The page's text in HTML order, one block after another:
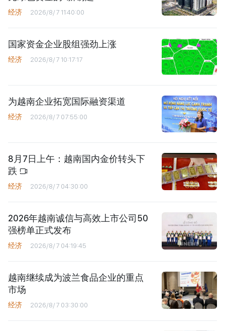
经济 2026/8/7 11:40:00
国家资金企业股组强劲上涨
经济 2026/8/7 10:17:17
为越南企业拓宽国际融资渠道
经济 2026/8/7 07:55:00
8月7日上午：越南国内金价转头下
跌
经济 2026/8/7 04:30:00
2026年越南诚信与高效上市公司50
强榜单正式发布
经济 2026/8/7 04:19:45
越南继续成为波兰食品企业的重点
市场
经济 2026/8/7 03:30:00